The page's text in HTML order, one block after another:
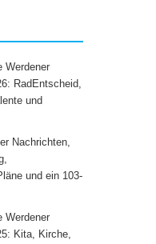
Werdener
RadEntscheid,
und
Nachrichten,
und ein 103-
Werdener
Kita, Kirche,